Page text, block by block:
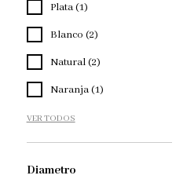
Plata (1)
Blanco (2)
Natural (2)
Naranja (1)
VER TODOS
Diametro